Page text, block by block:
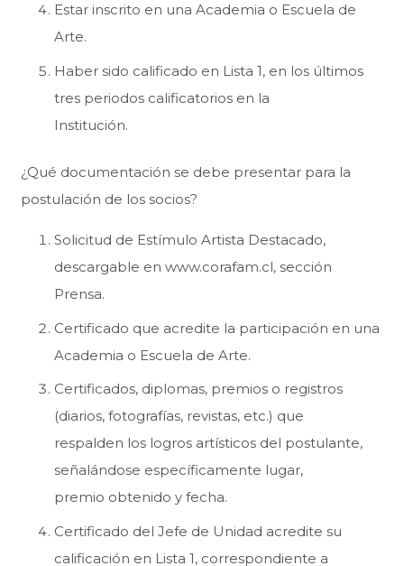
Estar inscrito en una Academia o Escuela de
Arte.
Haber sido calificado en Lista 1, en los últimos
tres periodos calificatorios en la
Institución.
¿Qué documentación se debe presentar para la
postulación de los socios?
Solicitud de Estímulo Artista Destacado,
descargable en www.corafam.cl, sección
Prensa.
Certificado que acredite la participación en una
Academia o Escuela de Arte.
Certificados, diplomas, premios o registros
(diarios, fotografías, revistas, etc.) que
respalden los logros artísticos del postulante,
señalándose específicamente lugar,
premio obtenido y fecha.
Certificado del Jefe de Unidad acredite su
calificación en Lista 1, correspondiente a